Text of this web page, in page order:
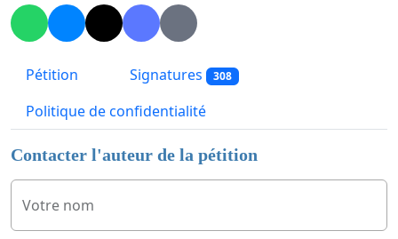
Pétition Signatures 308
Politique de confidentialité
Contacter l'auteur de la pétition
Votre nom